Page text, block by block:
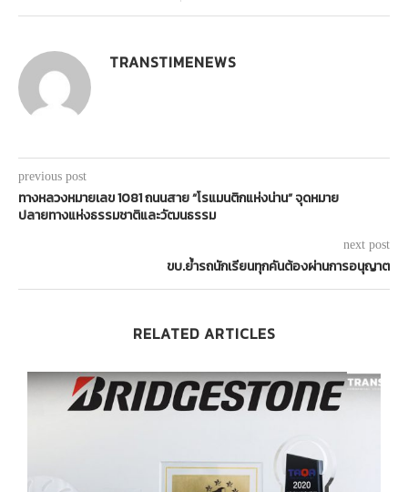
TRANSTIMENEWS
previous post
ทางหลวงหมายเลข 1081 ถนนสาย “โรแมนติกแห่งน่าน” จุดหมาย
ปลายทางแห่งธรรมชาติและวัฒนธรรม
next post
ขบ.ย้ำรถนักเรียนทุกคันต้องผ่านการอนุญาต
RELATED ARTICLES